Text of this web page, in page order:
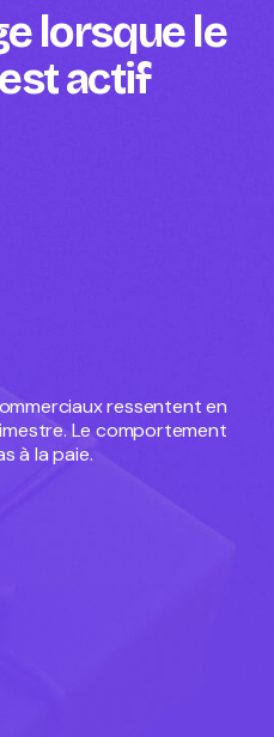
lorsque le
actif
ressentent en
Le comportement
à la paie.